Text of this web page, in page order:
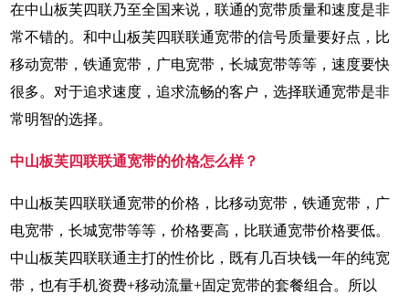
在中山板芙四联乃至全国来说，联通的宽带质量和速度是非
常不错的。和中山板芙四联联通宽带的信号质量要好点，比
移动宽带，铁通宽带，广电宽带，长城宽带等等，速度要快
很多。对于追求速度，追求流畅的客户，选择联通宽带是非
常明智的选择。
中山板芙四联联通宽带的价格怎么样？
中山板芙四联联通宽带的价格，比移动宽带，铁通宽带，广
电宽带，长城宽带等等，价格要高，比联通宽带价格要低。
中山板芙四联联通主打的性价比，既有几百块钱一年的纯宽
带，也有手机资费+移动流量+固定宽带的套餐组合。所以